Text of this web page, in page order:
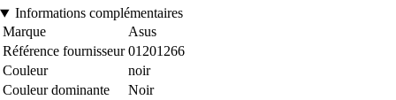
Informations complémentaires
Marque
Asus
Référence fournisseur 01201266
Couleur
noir
Couleur dominante
Noir